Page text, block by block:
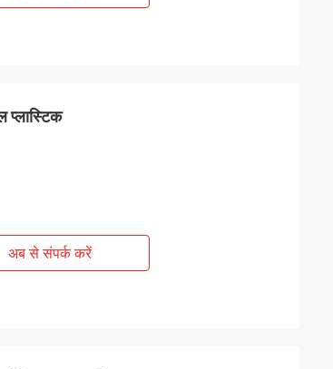
प्लास्टिक
अब से संपर्क करें